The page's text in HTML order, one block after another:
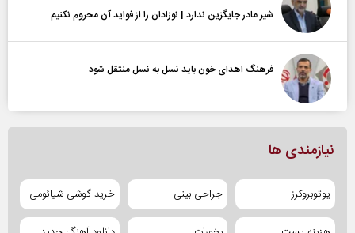
شیر مادر جایگزین ندارد | نوزادان را از فواید آن محروم نکنیم
فرهنگ اهدای خون باید نسل به نسل منتقل شود
نیازمندی ها
یوتوبروکرز جراحی بینی خرید گوشی شیائومی